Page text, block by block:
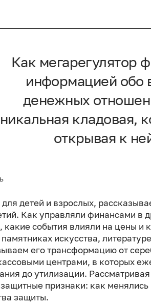
Как мегарегулятор
информацией обо
денежных
кладовая,
открывая к
детей и взрослых,
Как управляли финансами в
какие события влияли на цены
искусства,
его трансформацию от
центрами, в которых
до утилизации.
признаки: как
защиты.